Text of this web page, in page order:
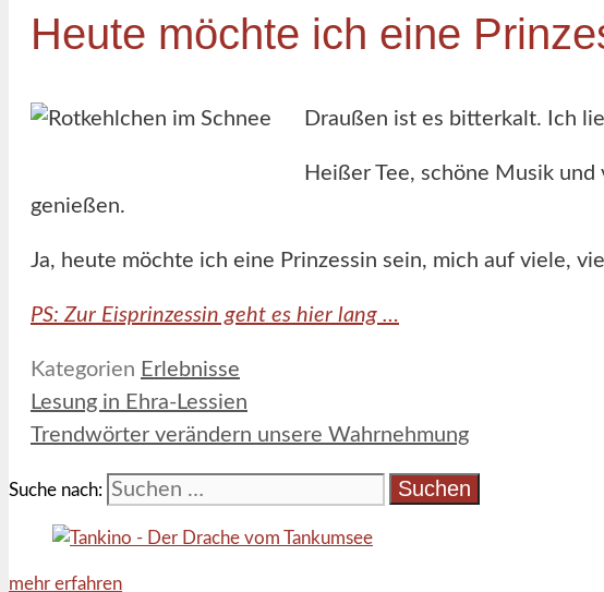
Heute möchte ich eine
Draußen ist es bitterkalt. Ich
Heißer Tee, schöne Musik
genießen.
Ja, heute möchte ich eine Prinzessin sein, mich auf viele,
PS: Zur Eisprinzessin geht es hier lang …
Kategorien Erlebnisse
Lesung in Ehra-Lessien
Trendwörter verändern unsere Wahrnehmung
Suche nach:
mehr erfahren